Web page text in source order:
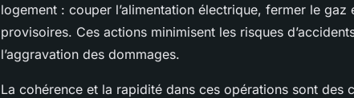
logement : couper l’alimentation électrique, fermer le gaz
provisoires. Ces actions minimisent les risques
l’aggravation des dommages.
La cohérence et la rapidité dans ces opérations sont des